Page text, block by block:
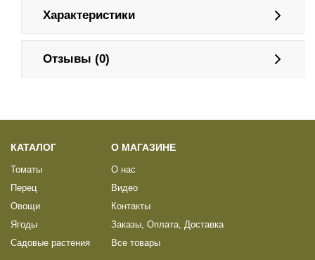
Характеристики
Отзывы (0)
КАТАЛОГ
Томаты
Перец
Овощи
Ягоды
Садовые растения
О МАГАЗИНЕ
О нас
Видео
Контакты
Заказы, Оплата, Доставка
Все товары